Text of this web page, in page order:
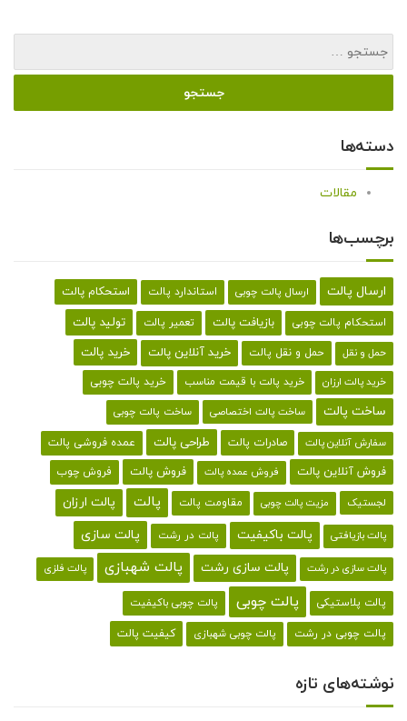
دسته‌ها
مقالات
برچسب‌ها
ارسال پالت ارسال پالت چوبی استاندارد پالت استحکام پالت
استحکام پالت چوبی بازیافت پالت تعمیر پالت تولید پالت
حمل و نقل حمل و نقل پالت خرید آنلاین پالت خرید پالت
خرید پالت ارزان خرید پالت با قیمت مناسب خرید پالت چوبی
ساخت پالت ساخت پالت اختصاصی ساخت پالت چوبی
سفارش آنلاین پالت صادرات پالت طراحی پالت عمده فروشی پالت
فروش آنلاین پالت فروش عمده پالت فروش پالت فروش چوب
لجستیک مزیت پالت چوبی مقاومت پالت پالت پالت ارزان
پالت بازیافتی پالت باکیفیت پالت در رشت پالت سازی
پالت سازی در رشت پالت سازی رشت پالت شهبازی پالت فلزی
پالت پلاستیکی پالت چوبی پالت چوبی باکیفیت
پالت چوبی در رشت پالت چوبی شهبازی کیفیت پالت
نوشته‌های تازه